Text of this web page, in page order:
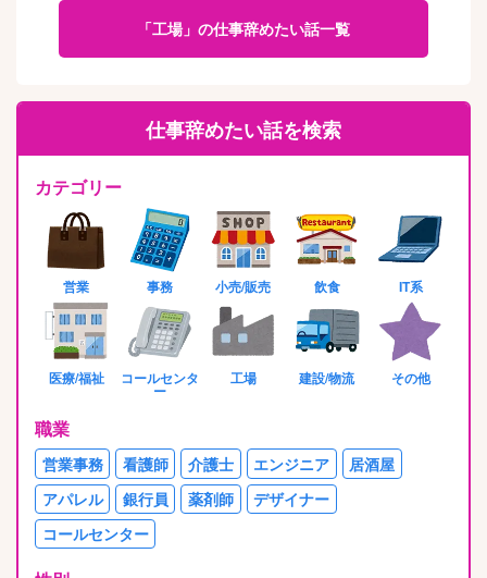
「工場」の仕事辞めたい話一覧
仕事辞めたい話を検索
カテゴリー
営業 事務 小売/販売 飲食 IT系
医療/福祉 コールセンタ
ー
工場 建設/物流 その他
職業
営業事務 看護師 介護士 エンジニア
居酒屋
アパレル
銀行員 薬剤師
デザイナー
コールセンター